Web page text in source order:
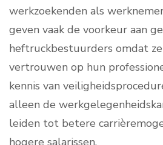
werkzoekenden als
geven vaak de voorkeur aan
heftruckbestuurders omdat
vertrouwen op hun
kennis van
alleen de
leiden tot betere
hogere salarissen.